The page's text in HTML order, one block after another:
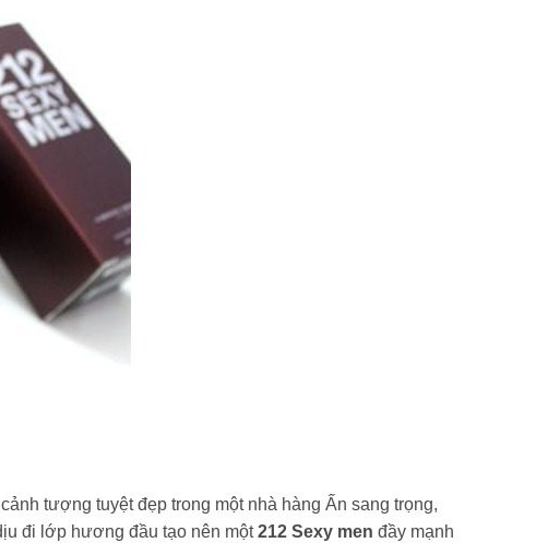
tượng tuyệt đẹp trong một nhà hàng Ấn sang trọng,
đi lớp hương đầu tạo nên một212 Sexy men đầy mạnh